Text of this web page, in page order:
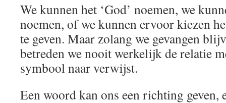
We kunnen het ‘God’ noemen, we
noemen, of we kunnen ervoor kiezen
te geven. Maar zolang we gevangen
betreden we nooit werkelijk de relatie
symbool naar verwijst.
Een woord kan ons een richting geven,